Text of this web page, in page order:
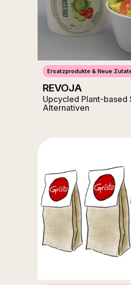
Ersatzprodukte & Neue
REVOJA
Upcycled Plant-based
Alternativen